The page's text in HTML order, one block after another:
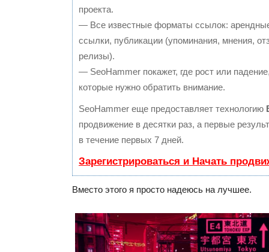
проекта.
— Все известные форматы ссылок:
ссылки, публикации (упоминания, мнения,
релизы).
— SeoHammer покажет, где рост или
которые нужно обратить внимание.
SeoHammer еще предоставляет технологию
продвижение в десятки раз, а первые
в течение первых 7 дней.
Зарегистрироваться и Начать
Вместо этого я просто надеюсь на лучшее.